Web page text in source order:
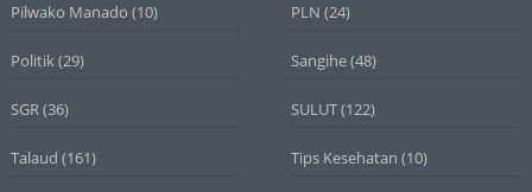
Pilwako Manado (10) PLN (24)
Politik(29) Sangihe(48)
SGR(36) SULUT(122)
Talaud (161) Tips Kesehatan (10)